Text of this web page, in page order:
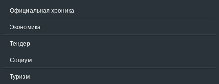
Официальная хроника
Экономика
Тендер
Социум
Туризм